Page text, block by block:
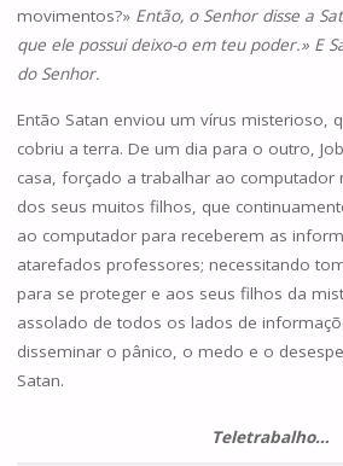
movimentos?» Então, o Senhor disse a
que ele possui deixo-o em teu poder.» E
do Senhor.
Então Satan enviou um vírus misterioso,
cobriu a terra. De um dia para o outro,
casa, forçado a trabalhar ao computador
dos seus muitos filhos, que
ao computador para receberem as
atarefados professores; necessitando
para se proteger e aos seus filhos da
assolado de todos os lados de
disseminar o pânico, o medo e o
Satan.
Teletrabalho…